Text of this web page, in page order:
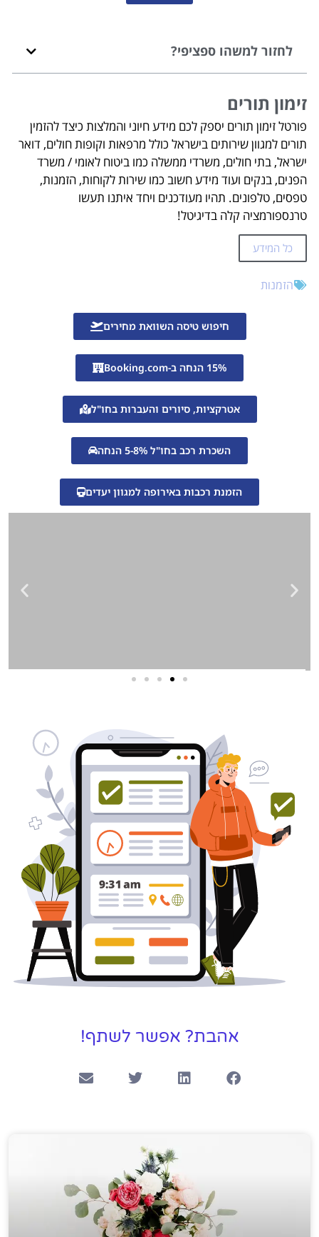
לחזור למשהו ספציפי?
זימון תורים
פורטל זימון תורים יספק לכם מידע חיוני והמלצות כיצד להזמין
תורים למגוון שירותים בישראל כולל מרפאות וקופות חולים, דואר
ישראל, בתי חולים, משרדי ממשלה כמו ביטוח לאומי / משרד
הפנים, בנקים ועוד מידע חשוב כמו שירות לקוחות, הזמנות,
טפסים, טלפונים. תהיו מעודכנים ויחד איתנו תעשו
טרנספורמציה קלה בדיגיטל!
כל המידע
הזמנות
חיפוש טיסה השוואת מחירים
15% הנחה ב-Booking.com
אטרקציות, סיורים והעברות בחו"ל
השכרת רכב בחו"ל 5-8% הנחה
הזמנת רכבות באירופה למגוון יעדים
בעל/ת עסק? סוכנות ניהול מוניטין
לקידום, שיווק ופרסום באינטרנט
כאן עבורך!
לפרטים
אהבת? אפשר לשתף!